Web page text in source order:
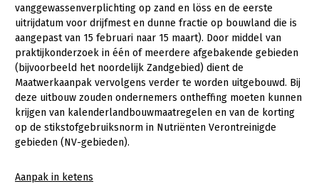
vanggewassenverplichting op zand en löss en de eerste
uitrijdatum voor drijfmest en dunne fractie op bouwland die is
aangepast van 15 februari naar 15 maart). Door middel van
praktijkonderzoek in één of meerdere afgebakende gebieden
(bijvoorbeeld het noordelijk Zandgebied) dient de
Maatwerkaanpak vervolgens verder te worden uitgebouwd. Bij
deze uitbouw zouden ondernemers ontheffing moeten kunnen
krijgen van kalenderlandbouwmaatregelen en van de korting
op de stikstofgebruiksnorm in Nutriënten Verontreinigde
gebieden (NV-gebieden).
Aanpak in ketens